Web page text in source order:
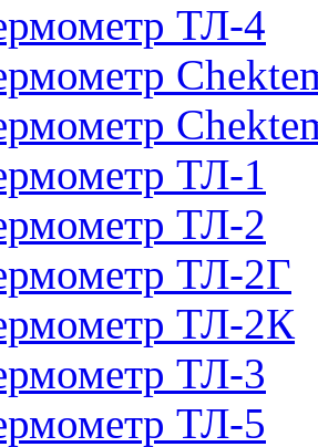
ТЛ-4
ТЛ-1
ТЛ-2
ТЛ-2Г
ТЛ-2К
ТЛ-3
ТЛ-5